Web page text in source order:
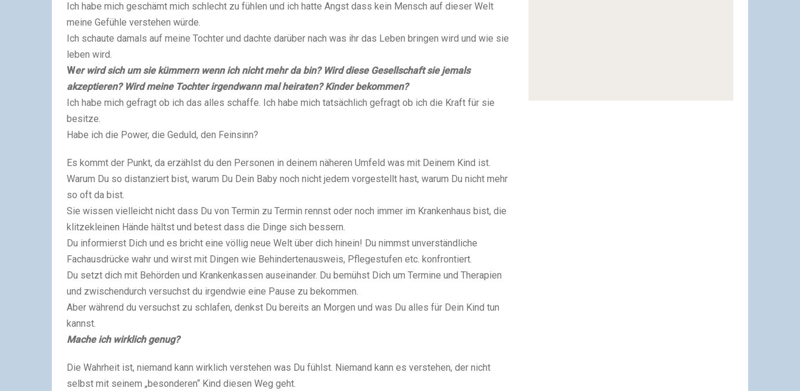
Ich habe mich geschämt mich schlecht zu fühlen und ich hatte Angst dass kein Mensch auf dieser Welt
meine Gefühle verstehen würde.
Ich schaute damals auf meine Tochter und dachte darüber nach was ihr das Leben bringen wird und wie sie
leben wird.
Wer wird sich um sie kümmern wenn ich nicht mehr da bin? Wird diese Gesellschaft sie jemals
akzeptieren? Wird meine Tochter irgendwann mal heiraten? Kinder bekommen?
Ich habe mich gefragt ob ich das alles schaffe. Ich habe mich tatsächlich gefragt ob ich die Kraft für sie
besitze.
Habe ich die Power, die Geduld, den Feinsinn?
Es kommt der Punkt, da erzählst du den Personen in deinem näheren Umfeld was mit Deinem Kind ist.
Warum Du so distanziert bist, warum Du Dein Baby noch nicht jedem vorgestellt hast, warum Du nicht mehr
so oft da bist.
Sie wissen vielleicht nicht dass Du von Termin zu Termin rennst oder noch immer im Krankenhaus bist, die
klitzekleinen Hände hältst und betest dass die Dinge sich bessern.
Du informierst Dich und es bricht eine völlig neue Welt über dich hinein! Du nimmst unverständliche
Fachausdrücke wahr und wirst mit Dingen wie Behindertenausweis, Pflegestufen etc. konfrontiert.
Du setzt dich mit Behörden und Krankenkassen auseinander. Du bemühst Dich um Termine und Therapien
und zwischendurch versuchst du irgendwie eine Pause zu bekommen.
Aber während du versuchst zu schlafen, denkst Du bereits an Morgen und was Du alles für Dein Kind tun
kannst.
Mache ich wirklich genug?
Die Wahrheit ist, niemand kann wirklich verstehen was Du fühlst. Niemand kann es verstehen, der nicht
selbst mit seinem „besonderen“ Kind diesen Weg geht.